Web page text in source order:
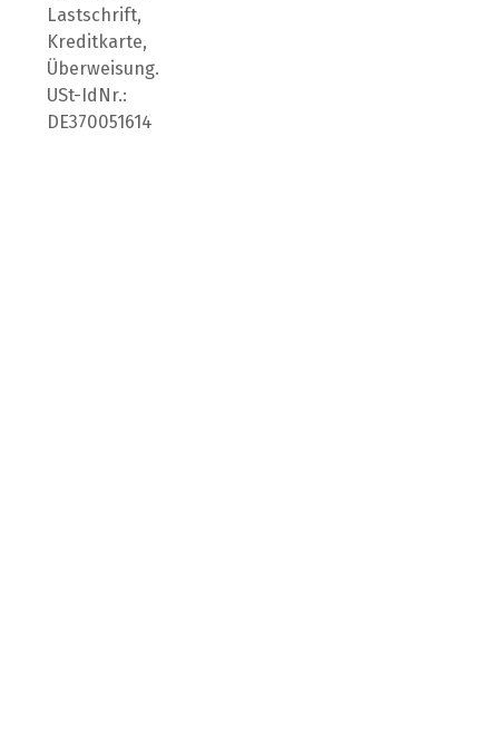
Lastschrift,
Kreditkarte,
Überweisung.
USt-IdNr.:
DE370051614